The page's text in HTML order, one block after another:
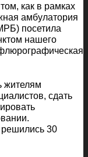
как в рамках
амбулатория
посетила
нашего
жителям
сдать
решились 30